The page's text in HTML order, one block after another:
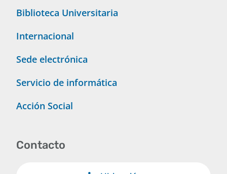
Biblioteca Universitaria
Internacional
Sede electrónica
Servicio de informática
Acción Social
Contacto